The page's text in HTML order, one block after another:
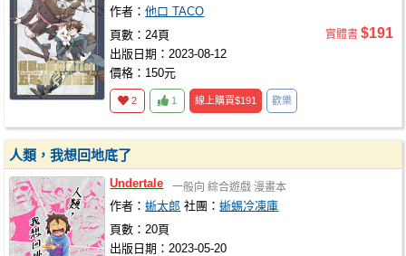
作者：他口 TACO
頁數：24頁
出版日期：2023-08-12
價格：150元
實體書 $191
2 1 線上購買$191 歡樂
人類，我想回地底了
Undertale 一般向 綜合遊戲 漫畫本
作者：蜥太郎 社團：蜥蜴冷凍庫
頁數：20頁
出版日期：2023-05-20